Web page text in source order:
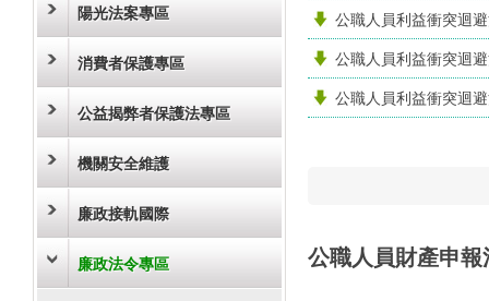
陽光法案專區
消費者保護專區
公益揭弊者保護法專區
機關安全維護
廉政接軌國際
廉政法令專區
公職人員利益衝突迴
公職人員利益衝突迴
公職人員利益衝突迴
公職人員財產申報